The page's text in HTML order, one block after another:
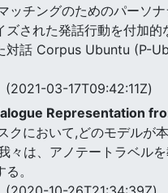
ッチングのためのパーソ
された発話行動を付加
対話 Corpus Ubuntu (P-
(2021-03-17T09:42:11Z)
Representation
クにおいて,どのモデルが
々は、アノテートラベル
。